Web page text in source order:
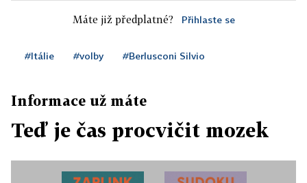
Máte již předplatné? Přihlaste se
#Itálie #volby #Berlusconi Silvio
Informace už máte
Teď je čas procvičit mozek